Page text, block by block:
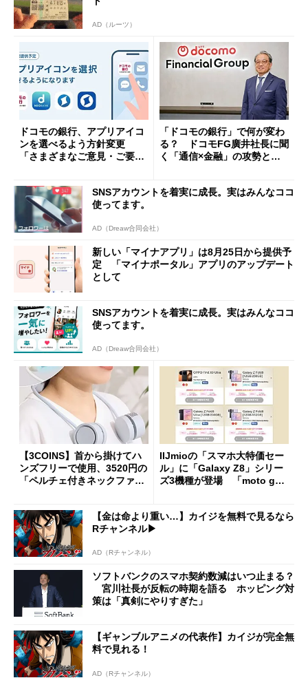
AD（ルーツ）
ドコモの銀行、アプリアイコ
ンを選べるよう方針変更
「さまざまなご意見・ご要望
「ドコモの銀行」で何が変わ
る？ ドコモFG廣井社長に聞
く「通信×金融」の攻勢とグ
SNSアカウントを着実に成長。実はみんなココ
使ってます。
AD（Dreaw合同会社）
新しい「マイナアプリ」は8月25日から提供予
定 「マイナポータル」アプリのアップデート
として
SNSアカウントを着実に成長。実はみんなココ
使ってます。
AD（Dreaw合同会社）
【3COINS】首から掛けてハ
ンズフリーで使用、3520円の
「ペルチェ付きネックファ
IIJmioの「スマホ大特価セー
ル」に「Galaxy Z8」シリー
ズ3機種が登場 「moto g37
【金は命より重い…】カイジを無料で見るなら
Rチャンネル▶︎
AD（Rチャンネル）
ソフトバンクのスマホ契約数減はいつ止まる？
宮川社長が反転の時期を語る ホッピング対
策は「真剣にやりすぎた」
【ギャンブルアニメの代表作】カイジが完全無
料で見れる！
AD（Rチャンネル）